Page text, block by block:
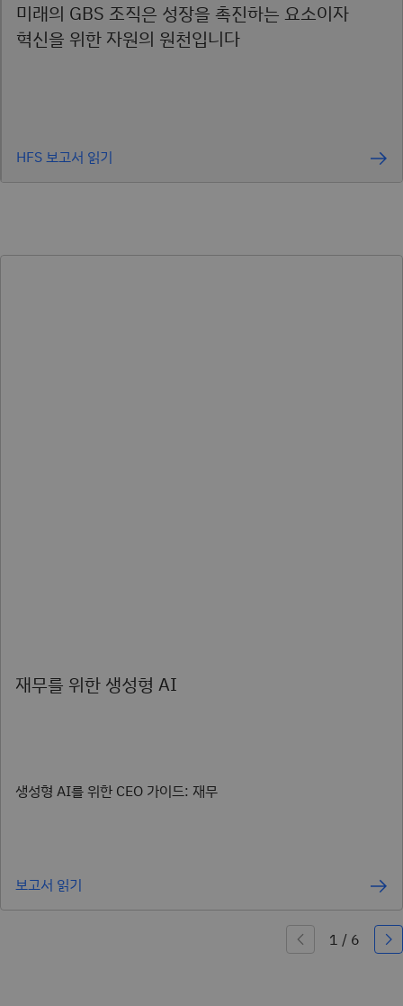
미래의 GBS 조직은 성장을 촉진하는 요소이자
혁신을 위한 자원의 원천입니다
HFS 보고서 읽기
재무를 위한 생성형 AI
생성형 AI를 위한 CEO 가이드: 재무
보고서 읽기